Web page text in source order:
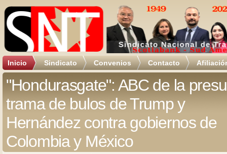
Inicio Sindicato Convenios Contacto
"Hondurasgate": ABC de la
trama de bulos de Trump y
Hernández contra gobiernos de
Colombia y México